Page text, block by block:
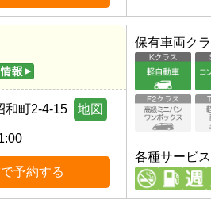
和町2-4-15 地図
予約する
保有車両ク
各種サービス